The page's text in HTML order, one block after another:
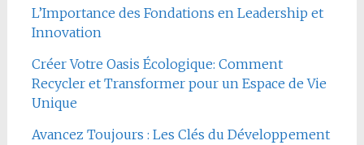
L’Importance des Fondations en Leadership et
Innovation
Créer Votre Oasis Écologique: Comment
Recycler et Transformer pour un Espace de Vie
Unique
Avancez Toujours : Les Clés du Développement